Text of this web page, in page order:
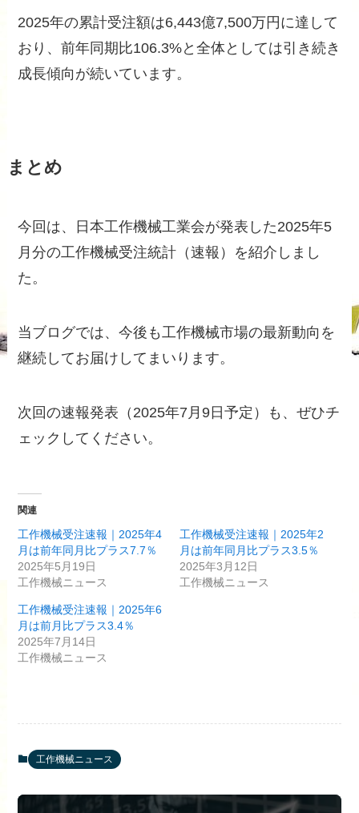
2025年の累計受注額は6,443億7,500万円に達して
おり、前年同期比106.3%と全体としては引き続き
成長傾向が続いています。
まとめ
今回は、日本工作機械工業会が発表した2025年5
月分の工作機械受注統計（速報）を紹介しまし
た。
当ブログでは、今後も工作機械市場の最新動向を
継続してお届けしてまいります。
次回の速報発表（2025年7月9日予定）も、ぜひチ
ェックしてください。
関連
工作機械受注速報｜2025年4
月は前年同月比プラス7.7％
2025年5月19日
工作機械ニュース
工作機械受注速報｜2025年2
月は前年同月比プラス3.5％
2025年3月12日
工作機械ニュース
工作機械受注速報｜2025年6
月は前月比プラス3.4％
2025年7月14日
工作機械ニュース
工作機械ニュース